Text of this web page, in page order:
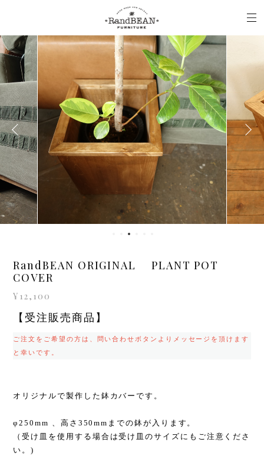
RandBEAN ORIGINAL PLANT POT
COVER
¥12,100
【受注販売商品】
ご注文をご希望の方は、問い合わせボタンよりメッセージを頂けます
と幸いです。
オリジナルで製作した鉢カバーです。
φ250mm 、高さ350mmまでの鉢が入ります。
（受け皿を使用する場合は受け皿のサイズにもご注意くださ
い。)